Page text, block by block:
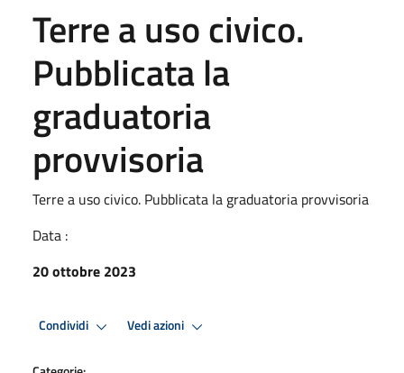
Terre a uso civico.
Pubblicata la
graduatoria
provvisoria
Terre a uso civico. Pubblicata la graduatoria provvisoria
Data :
20 ottobre 2023
Condividi Vedi azioni